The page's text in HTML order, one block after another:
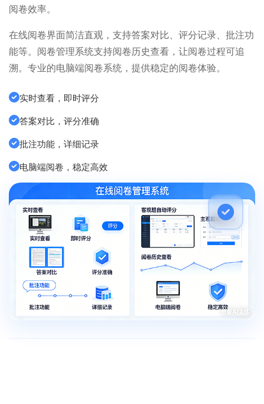
阅卷效率。
在线阅卷界面简洁直观，支持答案对比、评分记录、批注功
能等。阅卷管理系统支持阅卷历史查看，让阅卷过程可追
溯。专业的电脑端阅卷系统，提供稳定的阅卷体验。
实时查看，即时评分
答案对比，评分准确
批注功能，详细记录
电脑端阅卷，稳定高效